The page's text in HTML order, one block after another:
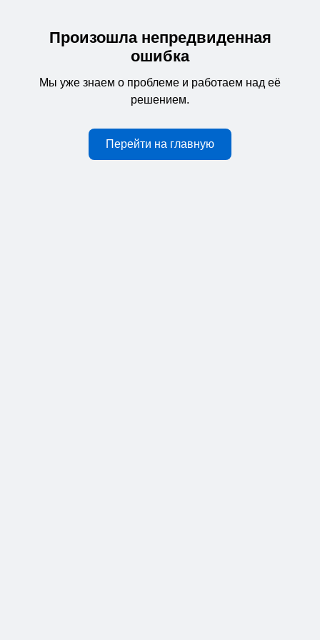
Произошла непредвиденная
ошибка
Мы уже знаем о проблеме и работаем над её
решением.
Перейти на главную